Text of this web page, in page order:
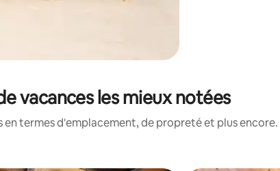
vacances les mieux notées
en termes d'emplacement, de propreté et plus encore.